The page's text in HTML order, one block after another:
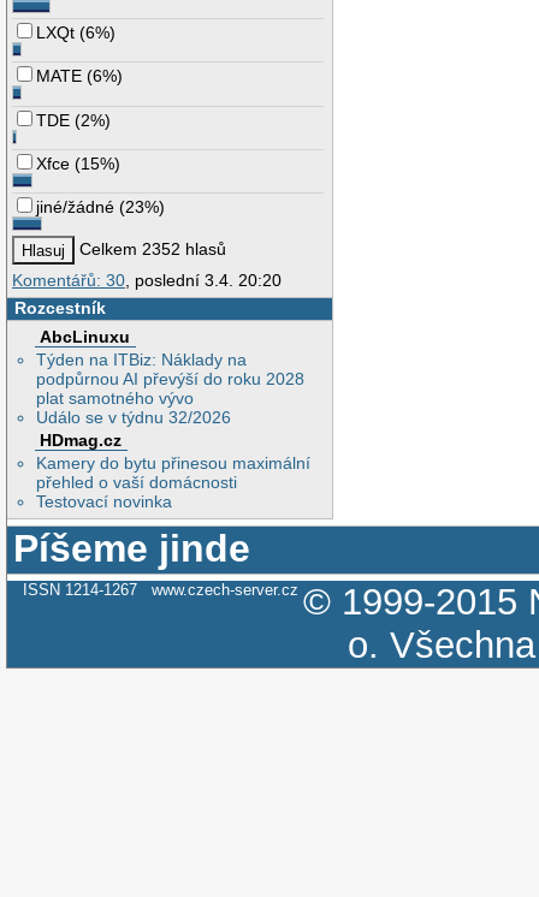
LXQt (6%)
MATE (6%)
TDE (2%)
Xfce (15%)
jiné/žádné (23%)
Celkem 2352 hlasů
Komentářů: 30 , poslední 3.4. 20:20
Rozcestník
AbcLinuxu
Týden na ITBiz: Náklady na
podpůrnou AI převýší do roku 2028
plat samotného vývo
Událo se v týdnu 32/2026
HDmag.cz
Kamery do bytu přinesou maximální
přehled o vaší domácnosti
Testovací novinka
Píšeme jinde
ISSN 1214-1267 www.czech-server.cz © 1999-2015
o.